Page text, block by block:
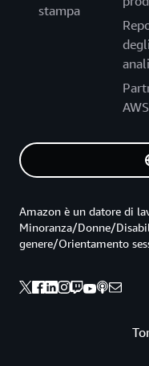
stampa
degli
AWS
Amazon è un datore di
Minoranza/Donne/
genere/Orientamento